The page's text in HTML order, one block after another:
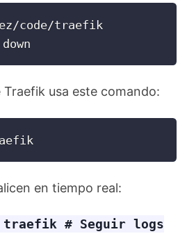
code/traefik
Traefik usa este comando:
en tiempo real:
# Seguir logs